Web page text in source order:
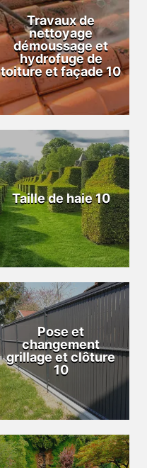
Travaux de
nettoyage
démoussage et
hydrofuge de
toiture et façade 10
Taille de haie 10
Pose et
changement
grillage et clôture
10